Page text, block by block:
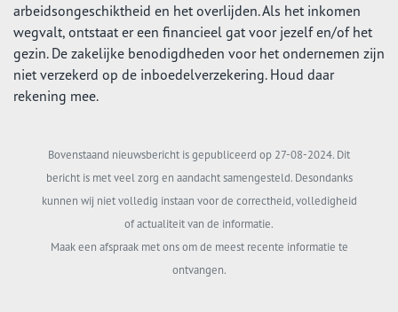
arbeidsongeschiktheid en het overlijden. Als het inkomen
wegvalt, ontstaat er een financieel gat voor jezelf en/of het
gezin. De zakelijke benodigdheden voor het ondernemen zijn
niet verzekerd op de inboedelverzekering. Houd daar
rekening mee.
Bovenstaand nieuwsbericht is gepubliceerd op 27-08-2024. Dit
bericht is met veel zorg en aandacht samengesteld. Desondanks
kunnen wij niet volledig instaan voor de correctheid, volledigheid
of actualiteit van de informatie.
Maak een afspraak met ons om de meest recente informatie te
ontvangen.